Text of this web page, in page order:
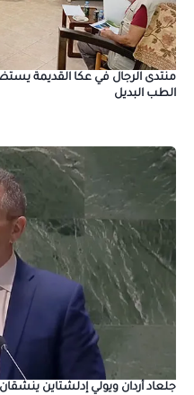
منتدى الرجال في عكا القديمة
الطب البديل
جلعاد أردان ويولي إدلشتاين